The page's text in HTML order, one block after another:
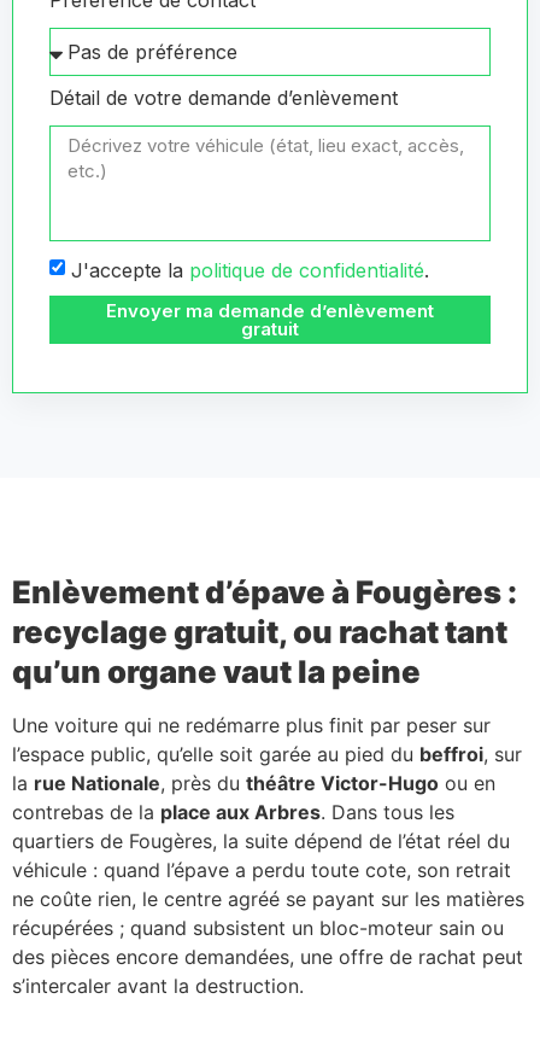
Détail de votre demande d’enlèvement
J'accepte la politique de confidentialité.
Envoyer ma demande d’enlèvement
gratuit
Enlèvement d’épave à Fougères :
recyclage gratuit, ou rachat tant
qu’un organe vaut la peine
Une voiture qui ne redémarre plus finit par peser sur
l’espace public, qu’elle soit garée au pied du beffroi, sur
la rue Nationale, près du théâtre Victor-Hugo ou en
contrebas de la place aux Arbres. Dans tous les
quartiers de Fougères, la suite dépend de l’état réel du
véhicule : quand l’épave a perdu toute cote, son retrait
ne coûte rien, le centre agréé se payant sur les matières
récupérées ; quand subsistent un bloc-moteur sain ou
des pièces encore demandées, une offre de rachat peut
s’intercaler avant la destruction.